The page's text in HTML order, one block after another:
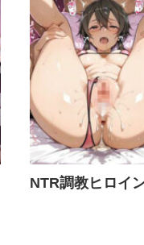
NTR調教ヒロイ